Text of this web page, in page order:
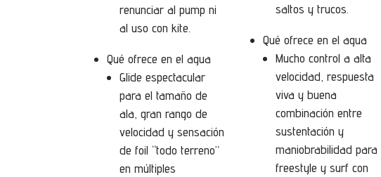
renunciar al pump ni
al uso con kite.
Qué ofrece en el agua
Glide espectacular
para el tamaño de
ala, gran rango de
velocidad y sensación
de foil “todo terreno”
en múltiples
saltos y trucos.
Qué ofrece en el agua
Mucho control a alta
velocidad, respuesta
viva y buena
combinación entre
sustentación y
maniobrabilidad para
freestyle y surf con